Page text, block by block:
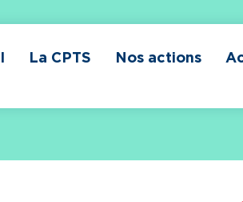
La CPTS Nos actions